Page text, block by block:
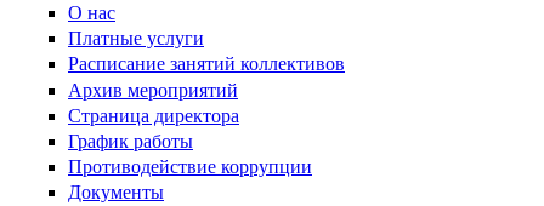
О нас
Платные услуги
Расписание занятий коллективов
Архив мероприятий
Страница директора
График работы
Противодействие коррупции
Документы